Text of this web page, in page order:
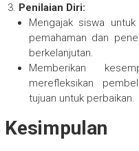
Penilaian Diri:
Mengajak siswa
pemahaman dan
berkelanjutan.
Memberikan
merefleksikan
tujuan untuk perbaikan.
Kesimpulan